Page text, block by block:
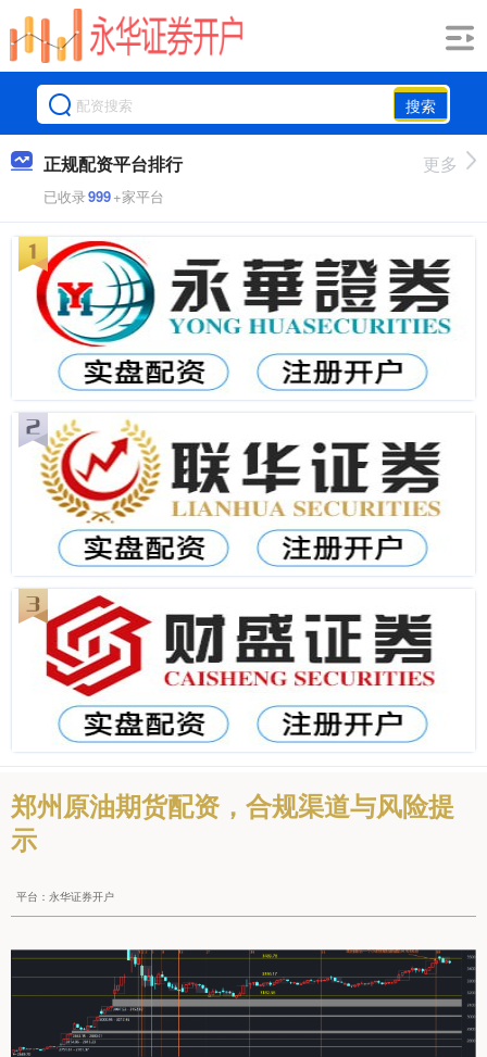
搜索
正规配资平台排行
已收录999+家平台
更多
郑州原油期货配资，合规渠道与风险提
示
平台：永华证券开户